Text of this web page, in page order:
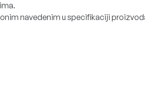
navedenim u specifikaciji